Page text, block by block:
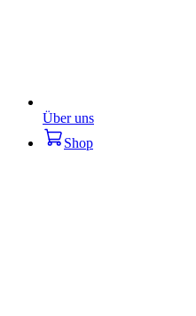
Über uns
Shop